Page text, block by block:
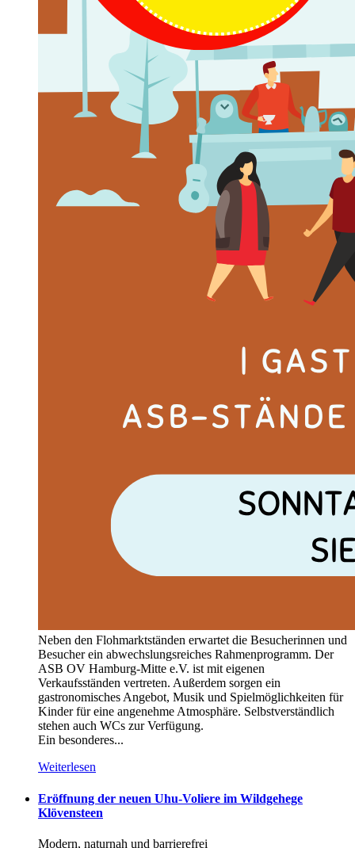
Neben den Flohmarktständen erwartet die Besucherinnen und
Besucher ein abwechslungsreiches Rahmenprogramm. Der
ASB OV Hamburg-Mitte e.V. ist mit eigenen
Verkaufsständen vertreten. Außerdem sorgen ein
gastronomisches Angebot, Musik und Spielmöglichkeiten für
Kinder für eine angenehme Atmosphäre. Selbstverständlich
stehen auch WCs zur Verfügung.
Ein besonderes...
Weiterlesen
Eröffnung der neuen Uhu-Voliere im Wildgehege
Klövensteen
Modern, naturnah und barrierefrei